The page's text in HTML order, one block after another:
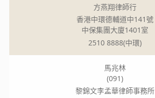
方燕翔律師行
香港中環德輔道中141號
中保集團大廈1401室
2510 8888(中環)
馬兆林
(091)
黎錦文李孟華律師事務所